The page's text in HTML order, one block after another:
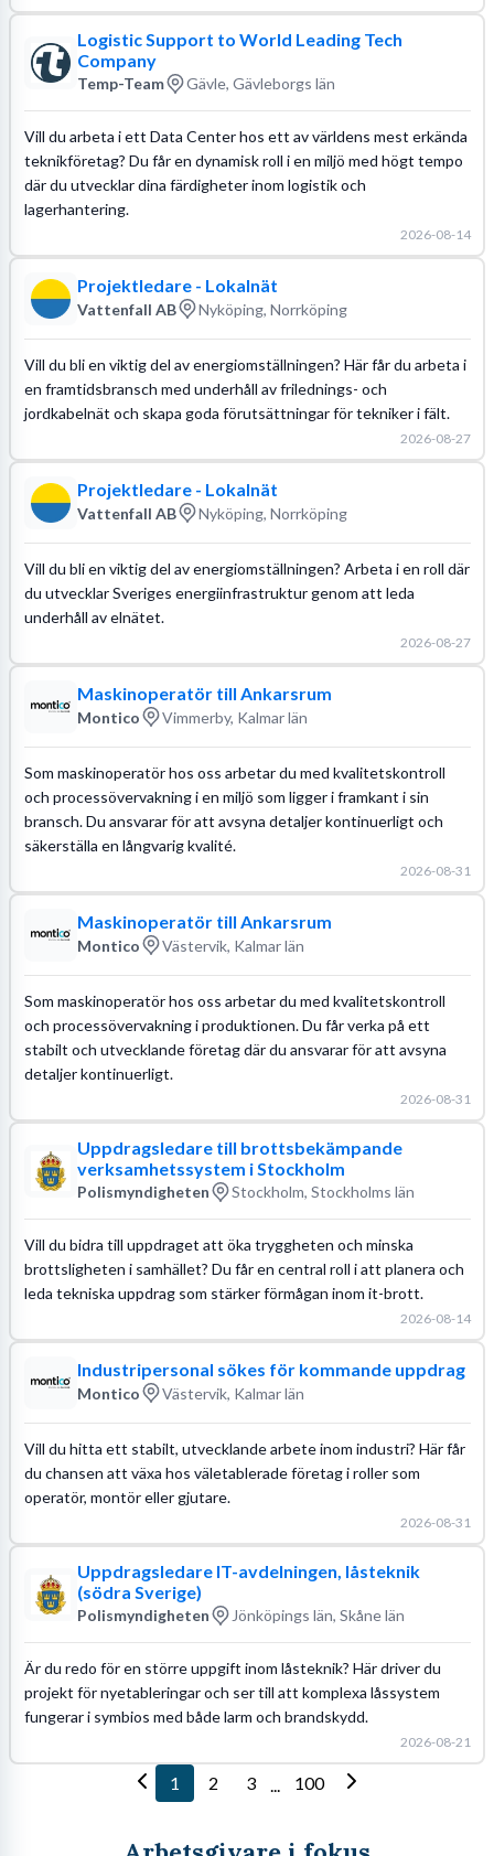
Logistic Support to World Leading Tech
Company
Temp-Team Gävle, Gävleborgs län
Vill du arbeta i ett Data Center hos ett av världens mest erkända
teknikföretag? Du får en dynamisk roll i en miljö med högt tempo
där du utvecklar dina färdigheter inom logistik och
lagerhantering.
2026-08-14
Projektledare - Lokalnät
Vattenfall AB Nyköping, Norrköping
Vill du bli en viktig del av energiomställningen? Här får du arbeta i
en framtidsbransch med underhåll av frilednings- och
jordkabelnät och skapa goda förutsättningar för tekniker i fält.
2026-08-27
Projektledare - Lokalnät
Vattenfall AB Nyköping, Norrköping
Vill du bli en viktig del av energiomställningen? Arbeta i en roll där
du utvecklar Sveriges energiinfrastruktur genom att leda
underhåll av elnätet.
2026-08-27
Maskinoperatör till Ankarsrum
Montico Vimmerby, Kalmar län
Som maskinoperatör hos oss arbetar du med kvalitetskontroll
och processövervakning i en miljö som ligger i framkant i sin
bransch. Du ansvarar för att avsyna detaljer kontinuerligt och
säkerställa en långvarig kvalité.
2026-08-31
Maskinoperatör till Ankarsrum
Montico Västervik, Kalmar län
Som maskinoperatör hos oss arbetar du med kvalitetskontroll
och processövervakning i produktionen. Du får verka på ett
stabilt och utvecklande företag där du ansvarar för att avsyna
detaljer kontinuerligt.
2026-08-31
Uppdragsledare till brottsbekämpande
verksamhetssystem i Stockholm
Polismyndigheten Stockholm, Stockholms län
Vill du bidra till uppdraget att öka tryggheten och minska
brottsligheten i samhället? Du får en central roll i att planera och
leda tekniska uppdrag som stärker förmågan inom it-brott.
2026-08-14
Industripersonal sökes för kommande uppdrag
Montico Västervik, Kalmar län
Vill du hitta ett stabilt, utvecklande arbete inom industri? Här får
du chansen att växa hos väletablerade företag i roller som
operatör, montör eller gjutare.
2026-08-31
Uppdragsledare IT-avdelningen, låsteknik
(södra Sverige)
Polismyndigheten Jönköpings län, Skåne län
Är du redo för en större uppgift inom låsteknik? Här driver du
projekt för nyetableringar och ser till att komplexa låssystem
fungerar i symbios med både larm och brandskydd.
2026-08-21
1 2 3 ... 100